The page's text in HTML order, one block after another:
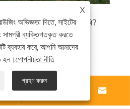
জন্য কিছু ভাল জায়গা কী কী?
 
X
অভিজ্ঞতা দিতে, সাইটের
সামগ্রী ব্যক্তিগতকৃত করতে
ব্যবহার করে, আপনি আমাদের
হন।গোপনীয়তা নীতি
গ্রহণ করুন